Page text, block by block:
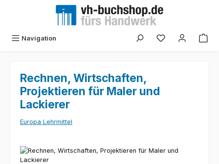
Zum Hauptinhalt springen
Navigation
Rechnen, Wirtschaften,
Projektieren für Maler und
Lackierer
Europa Lehrmittel
Bildergalerie überspringen